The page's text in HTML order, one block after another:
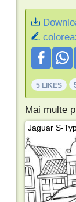
5 LIKES
Mai multe
Jaguar S-